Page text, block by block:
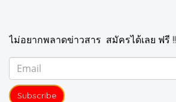
ไม่อยากพลาดข่าวสาร สมัครได้เลย ฟรี !!
Subscribe